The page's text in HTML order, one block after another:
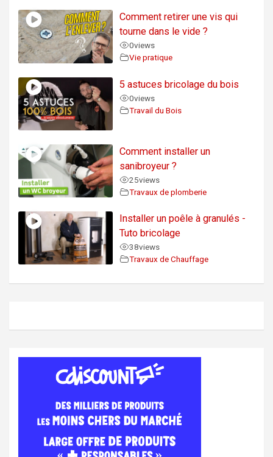
Comment retirer une vis qui
tourne dans le vide ?
0views
Vie pratique
5 astuces bricolage du bois
0views
Travail du Bois
Comment installer un
sanibroyeur ?
25views
Travaux de plomberie
Installer un poêle à granulés -
Tuto bricolage
38views
Travaux de Chauffage